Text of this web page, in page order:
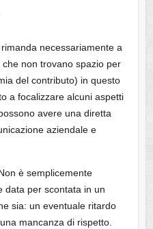
necessariamente a
non trovano spazio per
del contributo) in questo
a focalizzare alcuni aspetti
avere una diretta
aziendale e
è semplicemente
data per scontata in un
sia: un eventuale ritardo
mancanza di rispetto.